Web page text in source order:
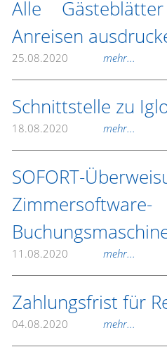
Alle
Anreisen
25.08.2020 mehr...
Schnittstelle zu
18.08.2020 mehr...
SOFORT-
Zimmersoftware-
11.08.2020 mehr...
Zahlungsfrist für
04.08.2020 mehr...